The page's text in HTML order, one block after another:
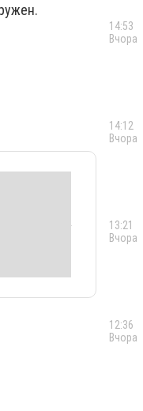
14:53
Вчора
14:12
Вчора
13:21
Вчора
12:36
Вчора